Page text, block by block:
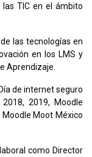
las TIC en el ámbito
las tecnologías en
en los LMS y
Aprendizaje.
de internet seguro
2019, Moodle
Moot México
como Director